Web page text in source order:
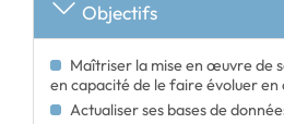
Objectifs
Maîtriser la mise en œuvre de
en capacité de le faire évoluer en
Actualiser ses bases de